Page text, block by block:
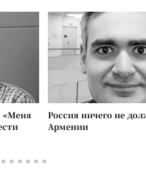
«Меня
Россия ничего не
Армении